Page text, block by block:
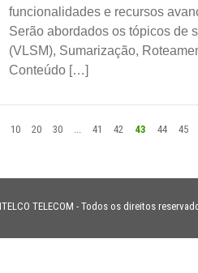
funcionalidades e recursos
Serão abordados os tópicos de
(VLSM), Sumarização,
Conteúdo […]
10 20 30 41 42 43 44 45
TELECOM - Todos os direitos